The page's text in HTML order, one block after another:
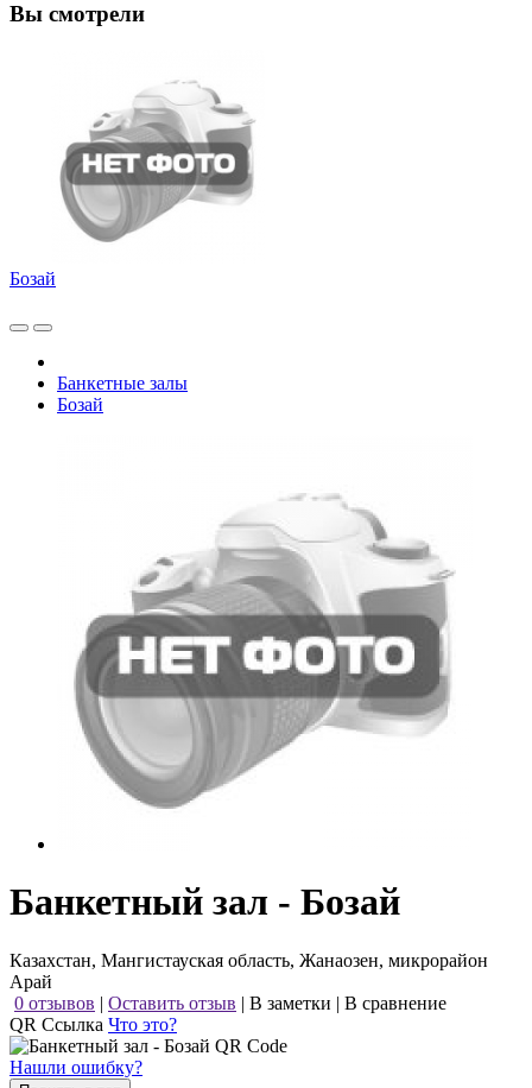
Вы смотрели
Бозай
Банкетные залы
Бозай
Банкетный зал - Бозай
Казахстан, Мангистауская область, Жанаозен, микрорайон
Арай
0 отзывов | Оставить отзыв | В заметки | В сравнение
QR Ссылка Что это?
Нашли ошибку?